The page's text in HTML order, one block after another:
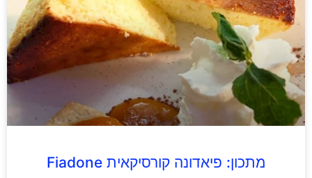
מתכון: פיאדונה קורסיקאית Fiadone